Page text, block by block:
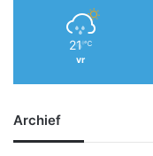
21 ℃
vr
Archief